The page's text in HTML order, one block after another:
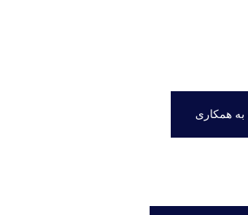
همکاری